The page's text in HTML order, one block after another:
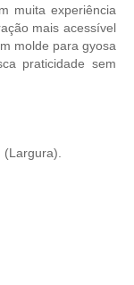
muita experiência
mais acessível
molde para gyosa
praticidade sem